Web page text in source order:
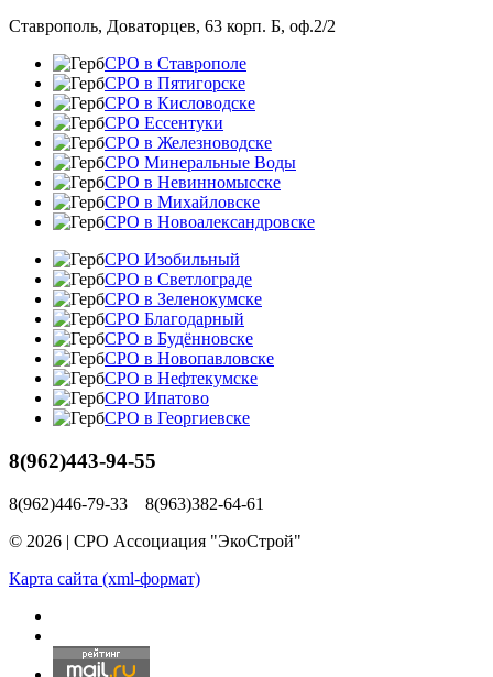
Ставрополь, Доваторцев, 63 корп. Б, оф.2/2
СРО в Ставрополе
СРО в Пятигорске
СРО в Кисловодске
СРО Ессентуки
СРО в Железноводске
СРО Минеральные Воды
СРО в Невинномысске
СРО в Михайловске
СРО в Новоалександровске
СРО Изобильный
СРО в Светлограде
СРО в Зеленокумске
СРО Благодарный
СРО в Будённовске
СРО в Новопавловске
СРО в Нефтекумске
СРО Ипатово
СРО в Георгиевске
8(962)443-94-55
8(962)446-79-33 8(963)382-64-61
© 2026 | СРО Ассоциация "ЭкоСтрой"
Карта сайта (xml-формат)